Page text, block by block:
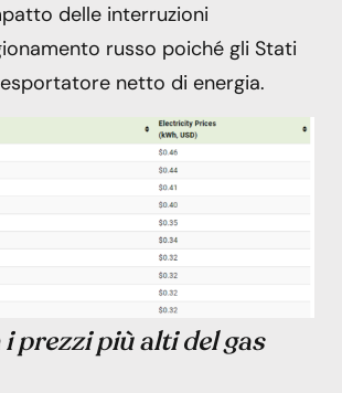
delle interruzioni
russo poiché gli Stati
netto di energia.
prezzi più alti del gas